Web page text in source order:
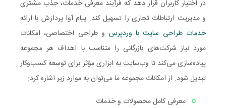
در اختیار کاربران قرار دهد که فرآیند معرفی خدمات، جذب مشتری
و مدیریت ارتباطات تجاری را تسهیل کند. پیام آوا پردازش با ارائه
خدمات طراحی سایت با وردپرس و طراحی اختصاصی، امکانات
مورد نیاز شرکت‌های بازرگانی را متناسب با اهداف هر مجموعه
پیاده‌سازی می‌کند تا وب‌سایت به ابزاری مؤثر برای توسعه کسب‌وکار
تبدیل شود. از امکانات مجموعه ما می‌توان به موارد زیر اشاره کرد:
معرفی کامل محصولات و خدمات